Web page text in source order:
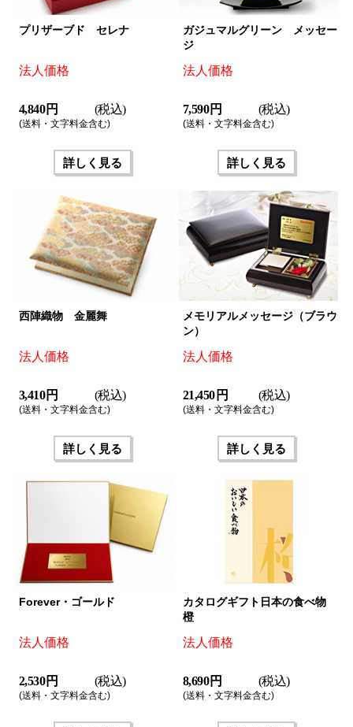
プリザーブド セレナ
法人価格
4,840 円 (税込)
(送料・文字料金含む)
詳しく見る
ガジュマルグリーン メッセー
ジ
法人価格
7,590 円 (税込)
(送料・文字料金含む)
詳しく見る
西陣織物 金麗舞
法人価格
3,410 円 (税込)
(送料・文字料金含む)
詳しく見る
メモリアルメッセージ（ブラウ
ン）
法人価格
21,450 円 (税込)
(送料・文字料金含む)
詳しく見る
Forever・ゴールド
法人価格
2,530 円 (税込)
(送料・文字料金含む)
カタログギフト日本の食べ物
橙
法人価格
8,690 円 (税込)
(送料・文字料金含む)